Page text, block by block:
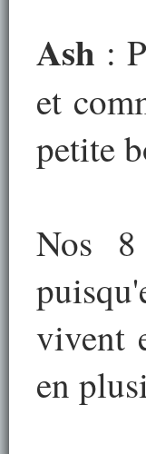
Ash :
et
petite
Nos 8
vivent
en